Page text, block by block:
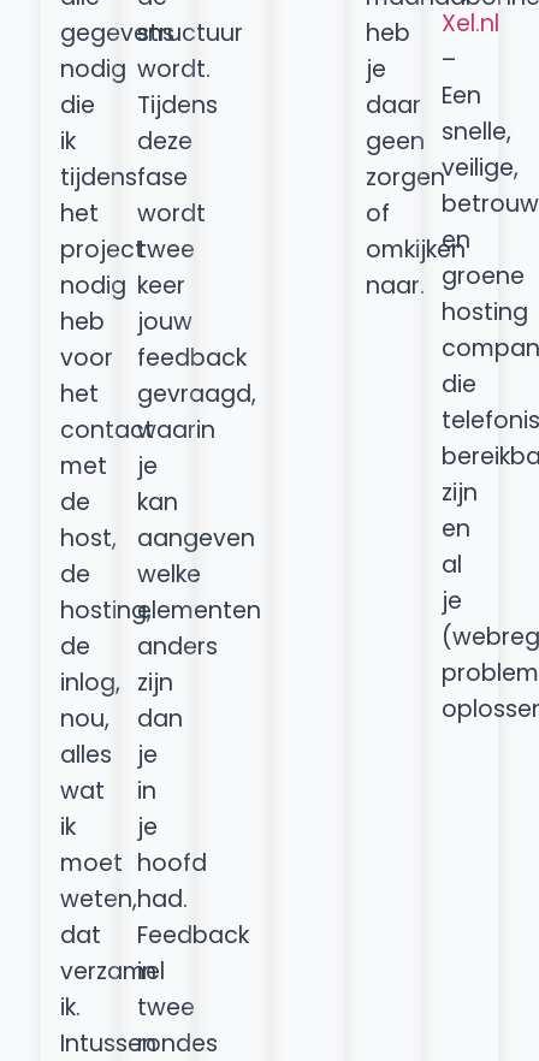
gegevens
nodig
die
ik
tijdens
het
project
nodig
heb
voor
het
contact
met
de
host,
de
hosting,
de
inlog,
nou,
alles
wat
ik
moet
weten,
dat
verzamel
ik.
Intussen
structuur
wordt.
Tijdens
deze
fase
wordt
twee
keer
jouw
feedback
gevraagd,
waarin
je
kan
aangeven
welke
elementen
anders
zijn
dan
je
in
je
hoofd
had.
Feedback
in
twee
rondes
heb
je
daar
geen
zorgen
of
omkijken
naar.
Xel.nl
–
Een
snelle,
veilige,
en
groene
hosting
die
zijn
en
al
je